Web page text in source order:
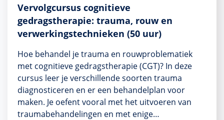
Vervolgcursus cognitieve
gedragstherapie: trauma, rouw en
verwerkingstechnieken (50 uur)
Hoe behandel je trauma en rouwproblematiek
met cognitieve gedragstherapie (CGT)? In deze
cursus leer je verschillende soorten trauma
diagnosticeren en er een behandelplan voor
maken. Je oefent vooral met het uitvoeren van
traumabehandelingen en met enige…